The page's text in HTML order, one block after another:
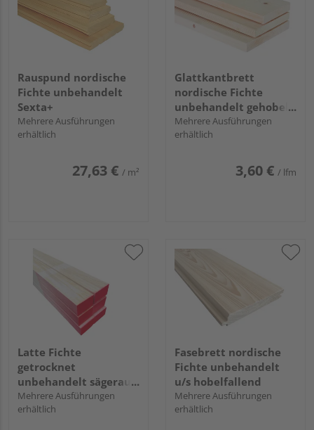
Rauspund nordische
Fichte unbehandelt
Sexta+
Mehrere Ausführungen
erhältlich
27,63 € / m²
Glattkantbrett
nordische Fichte
unbehandelt gehobelt
u/s hobelfallend
Mehrere Ausführungen
erhältlich
3,60 € / lfm
Latte Fichte
getrocknet
unbehandelt sägerau
S10
Mehrere Ausführungen
erhältlich
Fasebrett nordische
Fichte unbehandelt
u/s hobelfallend
Mehrere Ausführungen
erhältlich